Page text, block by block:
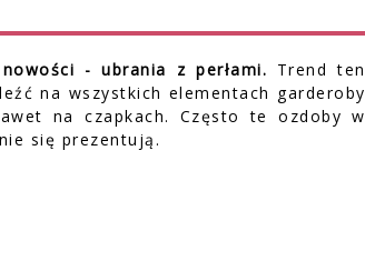
- ubrania z perłami. Trend ten
na wszystkich elementach garderoby
na czapkach. Często te ozdoby w
się prezentują.